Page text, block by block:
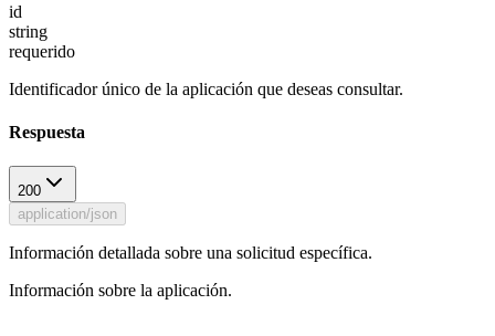
id
string
requerido
Identificador único de la aplicación que deseas consultar.
Respuesta
200
application/json
Información detallada sobre una solicitud específica.
Información sobre la aplicación.